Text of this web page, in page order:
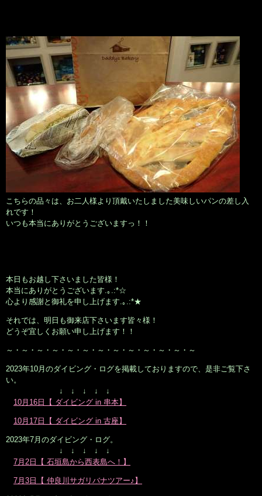
こちらの品々は、お二人様より頂戴いたしました美味しいパンの差し入
れです！
いつも本当にありがとうございますっ！！
本日もお越し下さいました皆様！
本当にありがとうございます.｡.:*☆
心より感謝と御礼を申し上げます.｡.:*★
それでは、明日も御来店下さいます皆々様！
どうぞ宜しくお願い申し上げます！！
～・～・～・～・～・～・～・～・～・～・～・～・～
2023年10月のダイビング・ログを掲載しておりますので、是非ご覧下さ
い。
↓ ↓ ↓ ↓ ↓
10月16日【 ダイビング in 串本】
10月17日【 ダイビング in 古座】
2023年7月のダイビング・ログ。
↓ ↓ ↓ ↓ ↓
7月2日【 石垣島から西表島へ！】
7月3日【 仲良川サガリバナツアー♪】